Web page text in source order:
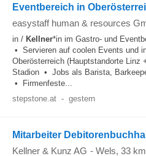
Eventbereich in
easystaff human & resources
in / Kellner*in im Gastro- und
• Servieren auf coolen Events und
Oberösterreich (Hauptstandorte
Stadion • Jobs als Barista,
• Firmenfeste...
stepstone.at - gestern
Mitarbeiter
Kellner & Kunz AG - Wels, 33